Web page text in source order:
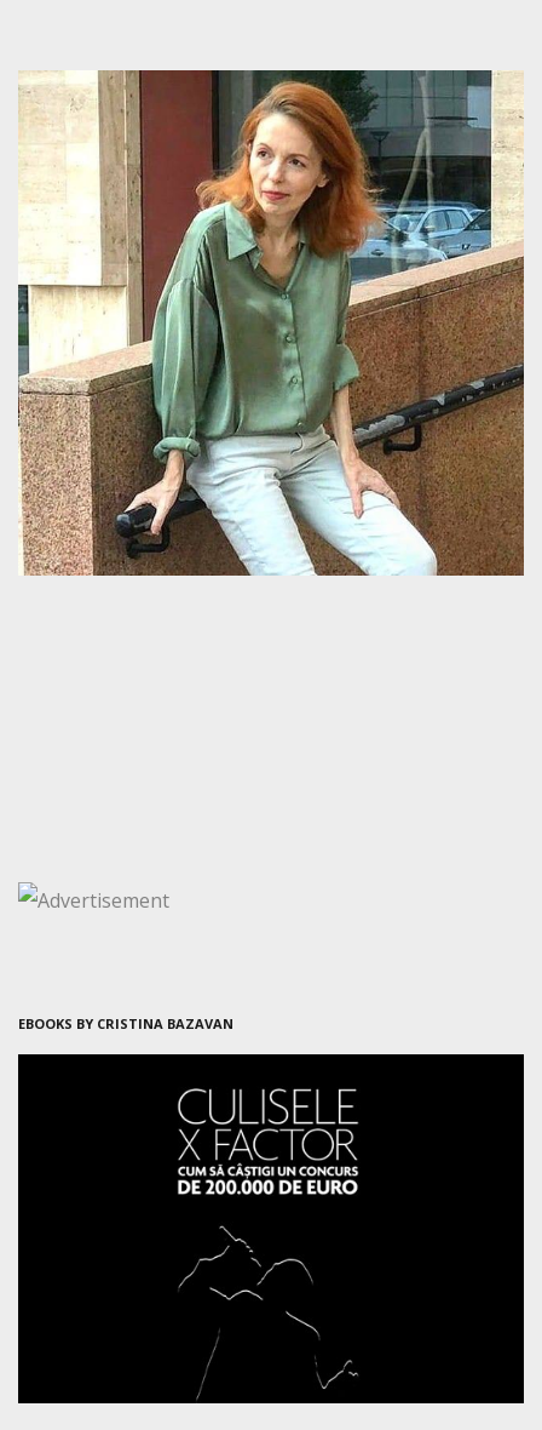
EBOOKS BY CRISTINA BAZAVAN